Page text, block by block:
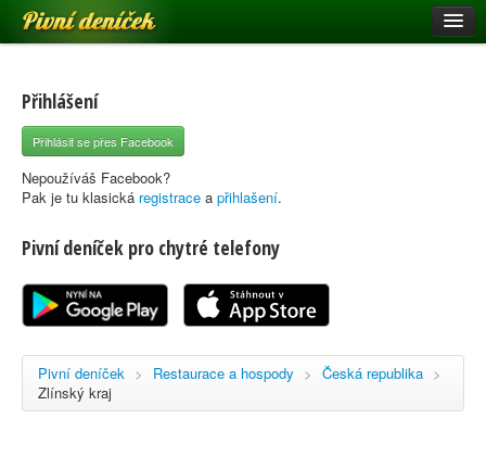
Pivní deníček
Pivní mapa
Pivní značky
Nápověda
Registrace
Přihlášení
Přihlásit se přes Facebook
Nepoužíváš Facebook?
Pak je tu klasická registrace a přihlašení.
Pivní deníček pro chytré telefony
Pivní deníček > Restaurace a hospody > Česká republika >
Zlínský kraj